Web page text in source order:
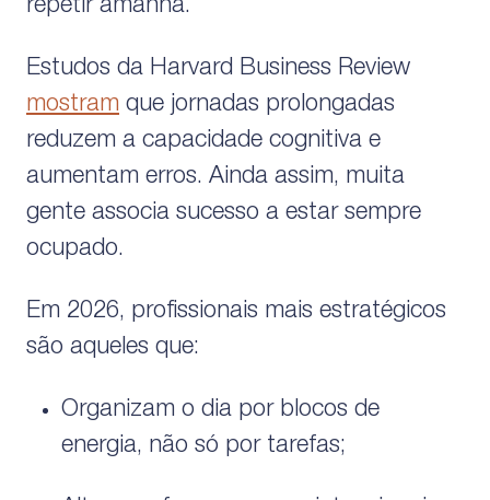
repetir amanhã.
Estudos da Harvard Business Review
mostram que jornadas prolongadas
reduzem a capacidade cognitiva e
aumentam erros. Ainda assim, muita
gente associa sucesso a estar sempre
ocupado.
Em 2026, profissionais mais estratégicos
são aqueles que:
Organizam o dia por blocos de
energia, não só por tarefas;